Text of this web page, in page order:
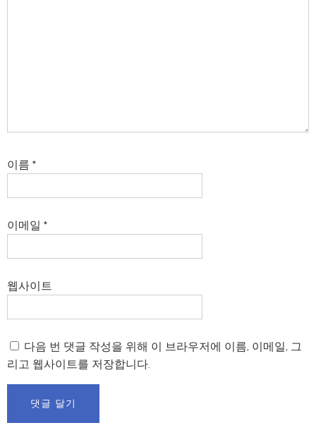
이름 *
이메일 *
웹사이트
다음 번 댓글 작성을 위해 이 브라우저에 이름, 이메일, 그
리고 웹사이트를 저장합니다.